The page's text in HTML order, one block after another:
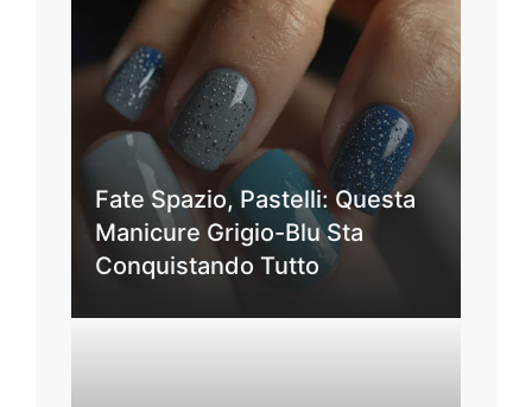
Fate Spazio, Pastelli: Questa
Manicure Grigio-Blu Sta
Conquistando Tutto